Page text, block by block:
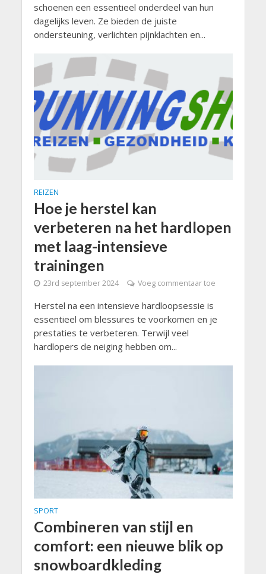
schoenen een essentieel onderdeel van hun
dagelijks leven. Ze bieden de juiste
ondersteuning, verlichten pijnklachten en...
REIZEN
Hoe je herstel kan
verbeteren na het hardlopen
met laag-intensieve
trainingen
23rd september 2024 Voeg commentaar toe
Herstel na een intensieve hardloopsessie is
essentieel om blessures te voorkomen en je
prestaties te verbeteren. Terwijl veel
hardlopers de neiging hebben om...
SPORT
Combineren van stijl en
comfort: een nieuwe blik op
snowboardkleding